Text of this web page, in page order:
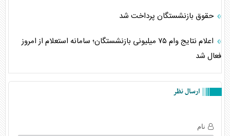
حقوق بازنشستگان پرداخت شد
اعلام نتایج وام ۷۵ میلیونی بازنشستگان؛ سامانه استعلام از امروز
فعال شد
ارسال نظر
نام